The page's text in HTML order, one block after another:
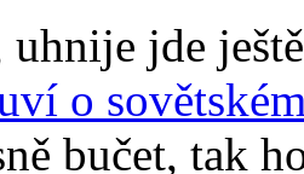
jde
o
bučet, tak